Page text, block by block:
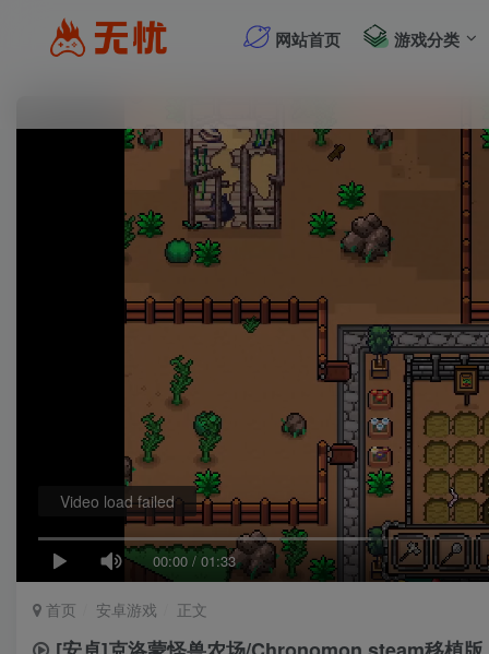
网站首页 游戏分类
00:00 / 01:33
Video load failed
首页 安卓游戏 正文